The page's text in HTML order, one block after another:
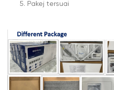
Pakej tersuai